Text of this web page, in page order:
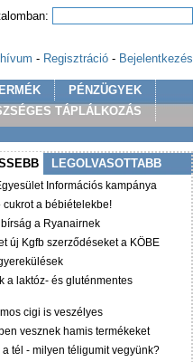
- Regisztráció - Bejelentkezés
PÉNZÜGYEK
TÁPLÁLKOZÁS
LEGOLVASOTTABB
Információs kampánya
cukrot a bébiételekbe!
a Ryanairnek
új Kgfb szerződéseket a KÖBE
a laktóz- és gluténmentes
cigi is veszélyes
vesznek hamis termékeket
a tél - milyen téligumit vegyünk?